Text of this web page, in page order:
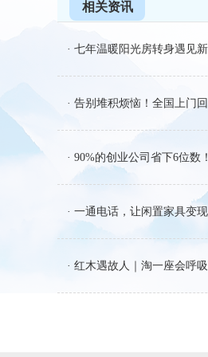
相关资讯
· 七年温暖阳光房转身遇见
· 告别堆积烦恼！全国上门
· 90%的创业公司省下6位
· 一通电话，让闲置家具变
· 红木遇故人｜淘一座会呼